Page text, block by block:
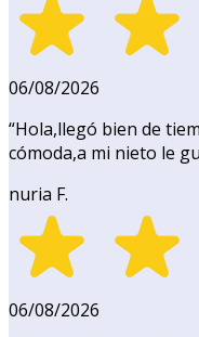
06/08/2026
“Hola,llegó bien de
cómoda,a mi nieto le
nuria F.
06/08/2026